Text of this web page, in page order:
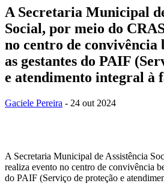
A Secretaria Municipal
Social, por meio do
no centro de convivência
as gestantes do PAIF
e atendimento integral à
Gaciele Pereira - 24 out 2024
A Secretaria Municipal de Assistência
realiza evento no centro de convivência
do PAIF (Serviço de proteção e